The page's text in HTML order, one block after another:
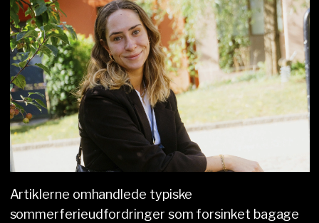
Artiklerne omhandlede typiske
sommerferieudfordringer som forsinket bagage